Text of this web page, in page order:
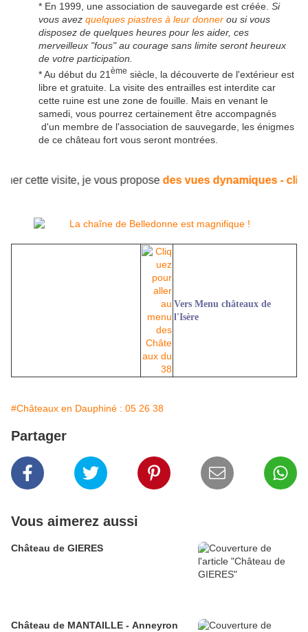
* En 1999, une association de sauvegarde est créée. Si
vous avez quelques piastres à leur donner ou si vous
disposez de quelques heures pour les aider, ces
merveilleux "fous" au courage sans limite seront heureux
de votre participation.
* Au début du 21 ème siècle, la découverte de l'extérieur est
libre et gratuite. La visite des entrailles est interdite car
cette ruine est une zone de fouille. Mais en venant le
samedi, vous pourrez certainement être accompagnés
d'un membre de l'association de sauvegarde, les énigmes
de ce château fort vous seront montrées.
cette visite, je vous proposedes vues dynamiques - clic
Vers Menu châteaux de
l'Isère
#Châteaux en Dauphiné : 05 26 38
Partager
Vous aimerez aussi
Château de GIERES
Château de MANTAILLE - Anneyron